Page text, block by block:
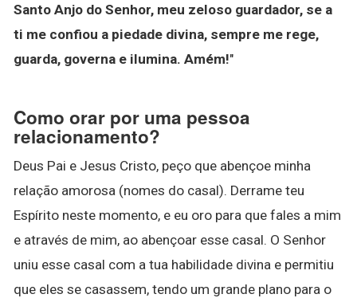
Santo Anjo do Senhor, meu zeloso guardador, se a
ti me confiou a piedade divina, sempre me rege,
guarda, governa e ilumina. Amém!"
Como orar por uma pessoa
relacionamento?
Deus Pai e Jesus Cristo, peço que abençoe minha
relação amorosa (nomes do casal). Derrame teu
Espírito neste momento, e eu oro para que fales a mim
e através de mim, ao abençoar esse casal. O Senhor
uniu esse casal com a tua habilidade divina e permitiu
que eles se casassem, tendo um grande plano para o